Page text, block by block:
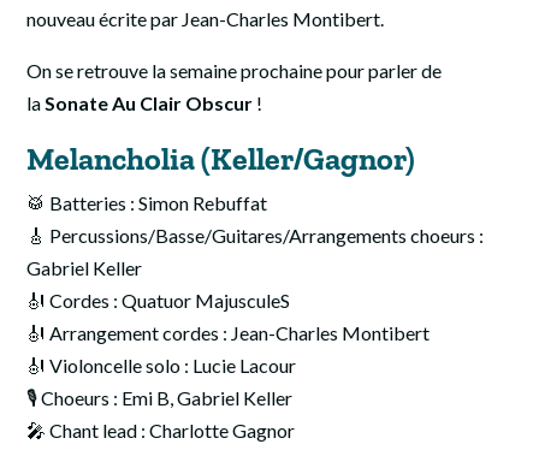
nouveau écrite par Jean-Charles Montibert.
On se retrouve la semaine prochaine pour parler de
laSonate Au Clair Obscur !
Melancholia (Keller/Gagnor)
🥁 Batteries : Simon Rebuffat
🎸 Percussions/Basse/Guitares/Arrangements choeurs :
Gabriel Keller
🎻 Cordes : Quatuor MajusculeS
🎻 Arrangement cordes : Jean-Charles Montibert
🎻 Violoncelle solo : Lucie Lacour
🎙️ Choeurs : Emi B, Gabriel Keller
🎤 Chant lead : Charlotte Gagnor